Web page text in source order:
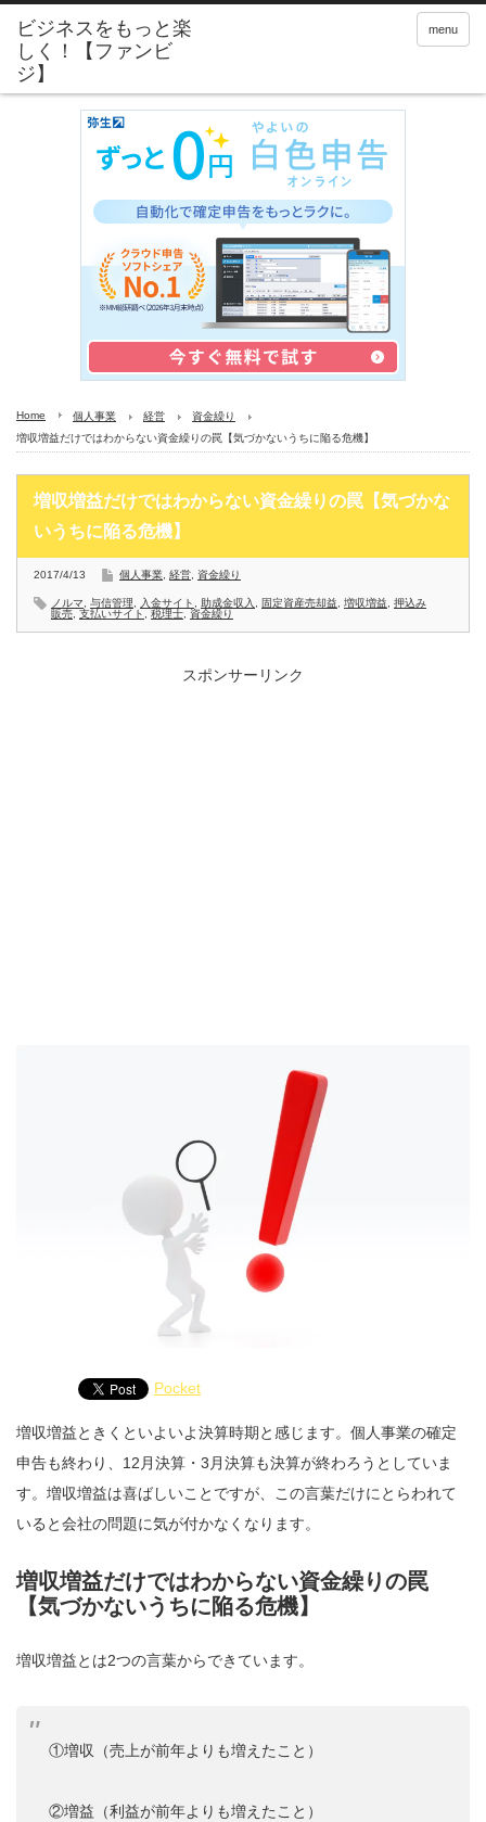
menu
Home 個人事業 経営
資金繰り
増収増益だけではわからない資金繰りの罠【気づかないうちに陥る危機】
増収増益だけではわからない資金繰りの罠【気づかな
いうちに陥る危機】
2017/4/13 個人事業 経営 資金繰り
ノルマ 与信管理 入金サイト 助成金収入 固定資産売却益 増収増益
押込み
販売 支払いサイト 税理士 資金繰り
スポンサーリンク
Pocket
増収増益ときくといよいよ決算時期と感じます。個人事業の確定
申告も終わり、12月決算・3月決算も決算が終わろうとしていま
す。増収増益は喜ばしいことですが、この言葉だけにとらわれて
いると会社の問題に気が付かなくなります。
増収増益だけではわからない資金繰りの罠
【気づかないうちに陥る危機】
増収増益とは2つの言葉からできています。
①増収（売上が前年よりも増えたこと）
②増益（利益が前年よりも増えたこと）